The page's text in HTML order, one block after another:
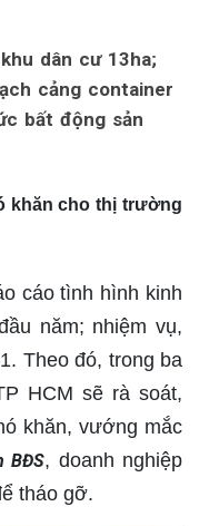
dân cư 13ha;
cảng container
bất động sản
khăn cho thị trường
cáo tình hình kinh
năm; nhiệm vụ,
Theo đó, trong ba
HCM sẽ rà soát,
khăn, vướng mắc
BĐS, doanh nghiệp
tháo gỡ.